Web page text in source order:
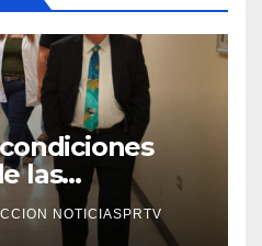
las
Mayagüez
NOTICIASPRTV